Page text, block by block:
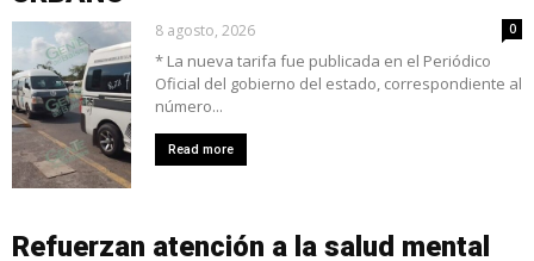
8 agosto, 2026 0
* La nueva tarifa fue publicada en el Periódico
Oficial del gobierno del estado, correspondiente al
número...
Read more
Refuerzan atención a la salud mental